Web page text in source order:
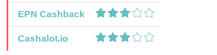
EPN Cashback
Cashalot.io